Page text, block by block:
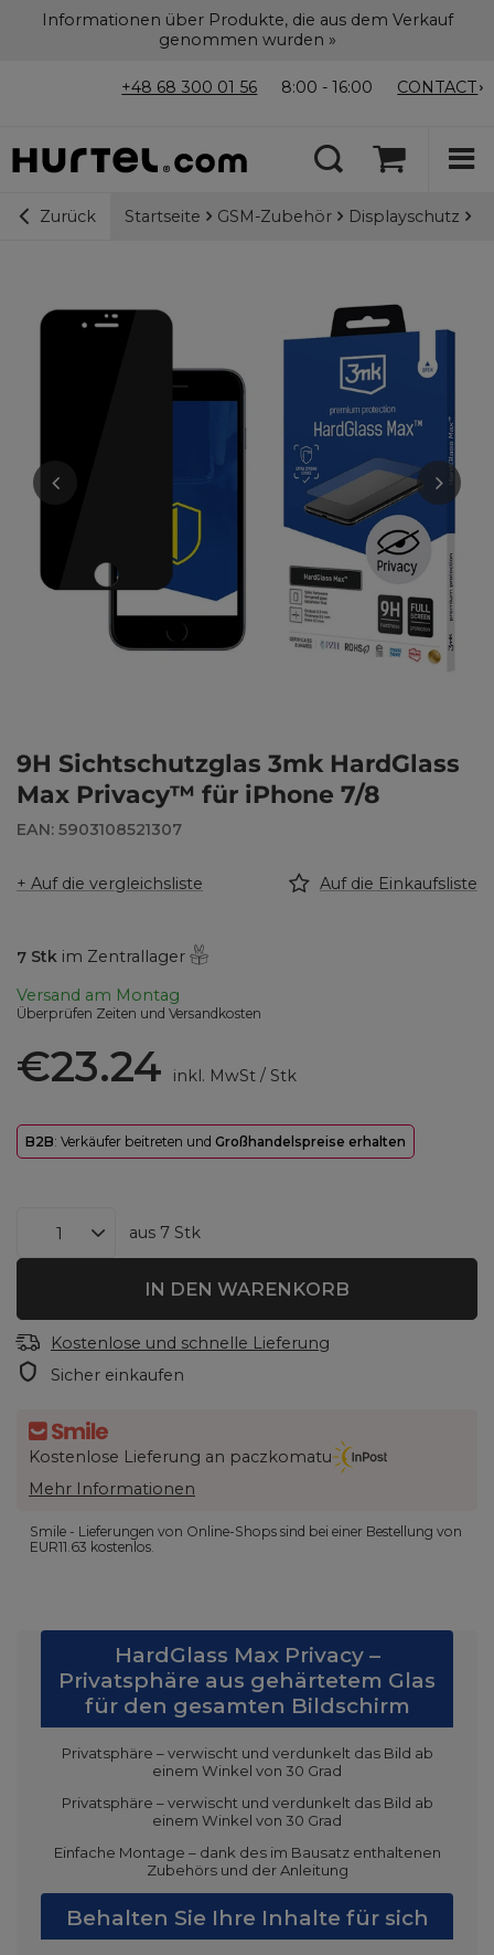
Informationen über Produkte, die aus dem Verkauf
genommen wurden »
+48 68 300 01 56 8:00 - 16:00 CONTACT
Zurück Startseite GSM-Zubehör Displayschutz
9H Sichtschutzglas 3mk HardGlass
Max Privacy™ für iPhone 7/8
EAN: 5903108521307
+ Auf die vergleichsliste Auf die Einkaufsliste
7 Stk im Zentrallager
Versand am Montag
Überprüfen Zeiten und Versandkosten
€23.24 inkl. MwSt/ Stk
B2B: Verkäufer beitreten und Großhandelspreise erhalten
aus 7 Stk
IN DEN WARENKORB
Kostenlose und schnelle Lieferung
Sicher einkaufen
Kostenlose Lieferung an paczkomatu
Mehr Informationen
Smile - Lieferungen von Online-Shops sind bei einer Bestellung von
EUR11.63 kostenlos.
HardGlass Max Privacy –
Privatsphäre aus gehärtetem Glas
für den gesamten Bildschirm
Privatsphäre – verwischt und verdunkelt das Bild ab
einem Winkel von 30 Grad
Privatsphäre – verwischt und verdunkelt das Bild ab
einem Winkel von 30 Grad
Einfache Montage – dank des im Bausatz enthaltenen
Zubehörs und der Anleitung
Behalten Sie Ihre Inhalte für sich